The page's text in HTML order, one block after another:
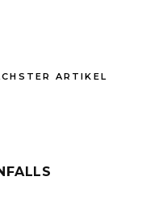
ARTIKEL